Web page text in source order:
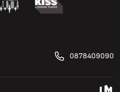
0878409090